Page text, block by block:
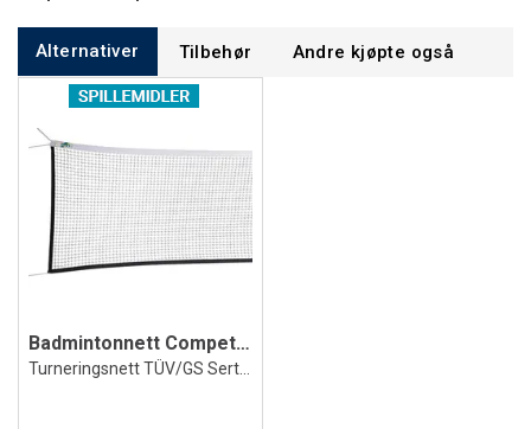
Alternativer Tilbehør Andre kjøpte også
Badmintonnett Competition